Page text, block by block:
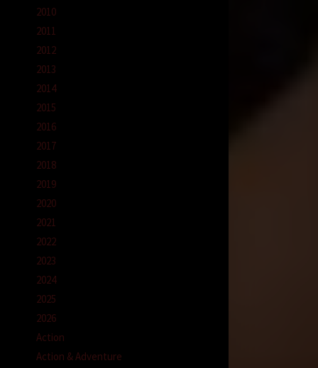
2010
2011
2012
2013
2014
2015
2016
2017
2018
2019
2020
2021
2022
2023
2024
2025
2026
Action
Action & Adventure